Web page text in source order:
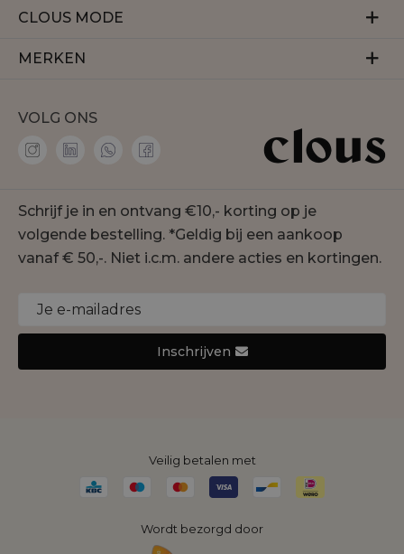
Veelgestelde vragen
Betalen
CLOUS MODE
Over ons
Membership
Onze winkels
Duurzaamheid
Cookie statement
MERKEN
Accentil
Amaya Amsterdam
Geisha
Gustav
Jansen Amsterdam
Monari
Nukus
Rino&Pelle
VOLG ONS
Schrijf je in en ontvang €10,- korting op je
volgende bestelling. *Geldig bij een aankoop
vanaf € 50,-. Niet i.c.m. andere acties en kortingen.
Inschrijven
Veilig betalen met
Wordt bezorgd door